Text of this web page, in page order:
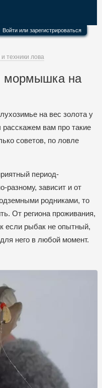
Войти или зарегистрироваться
техники лова
мормышка на
на вес золота у
вам про такие
советов, по ловле
период-
разному, зависит и от
родниками, то
От региона проживания,
если рыбак не опытный,
него в любой момент.